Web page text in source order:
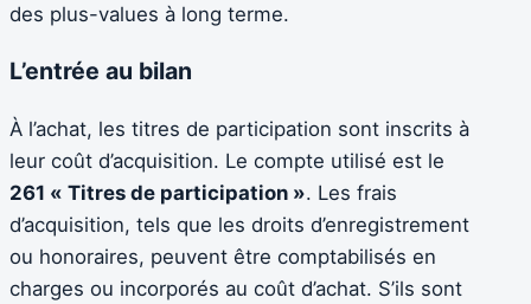
des plus-values à long terme.
L’entrée au bilan
À l’achat, les titres de participation sont inscrits à
leur coût d’acquisition. Le compte utilisé est le
261 « Titres de participation ». Les frais
d’acquisition, tels que les droits d’enregistrement
ou honoraires, peuvent être comptabilisés en
charges ou incorporés au coût d’achat. S’ils sont